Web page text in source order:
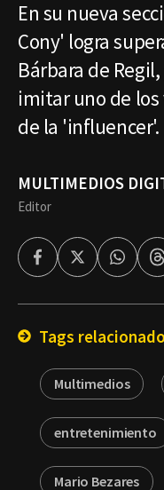
En su nueva
Cony' logra
Bárbara de
imitar uno de
de la 'influencer'.
MULTIMEDIOS
Editor
FacebookTwitter
Tags
Multimedios
entretenimiento
Mario Bezares